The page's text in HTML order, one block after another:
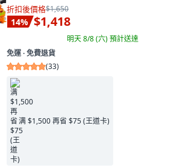
折扣後價格$1,650
14% $1,418
明天 8/8 (六)預計送達
免運 ∙ 免費退貨
(33)
满 $1,500 再省 $75 (王道卡)